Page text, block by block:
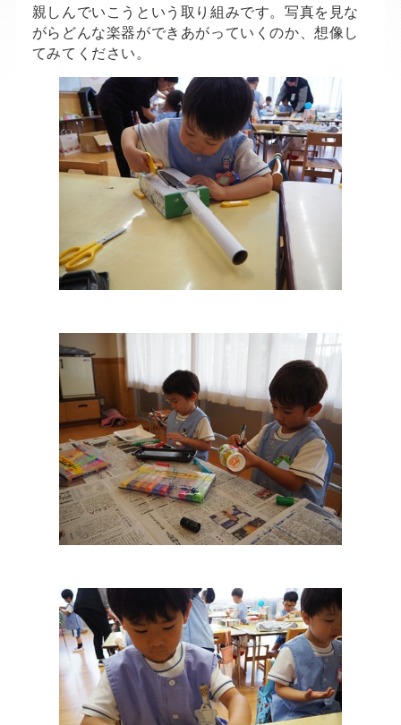
親しんでいこうという取り組みです。写真を見な
がらどんな楽器ができあがっていくのか、想像し
てみてください。